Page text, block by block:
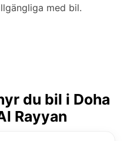
med bil.
du bil i Doha
Rayyan